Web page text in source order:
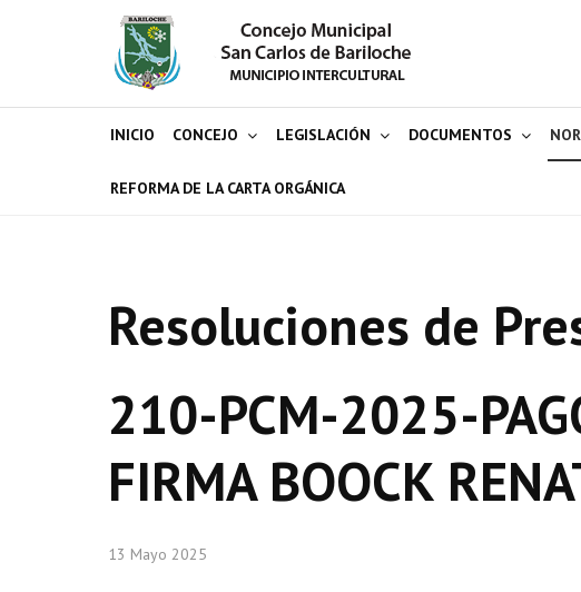
INICIO CONCEJO LEGISLACIÓN DOCUMENTOS
REFORMA DE LA CARTA ORGÁNICA
Resoluciones de
210-PCM-2025-
FIRMA BOOCK
13 Mayo 2025